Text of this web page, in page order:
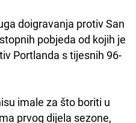
doigravanja protiv San
pobjeda od kojih je
Portlanda s tijesnih 96-
imale za što boriti u
prvog dijela sezone,